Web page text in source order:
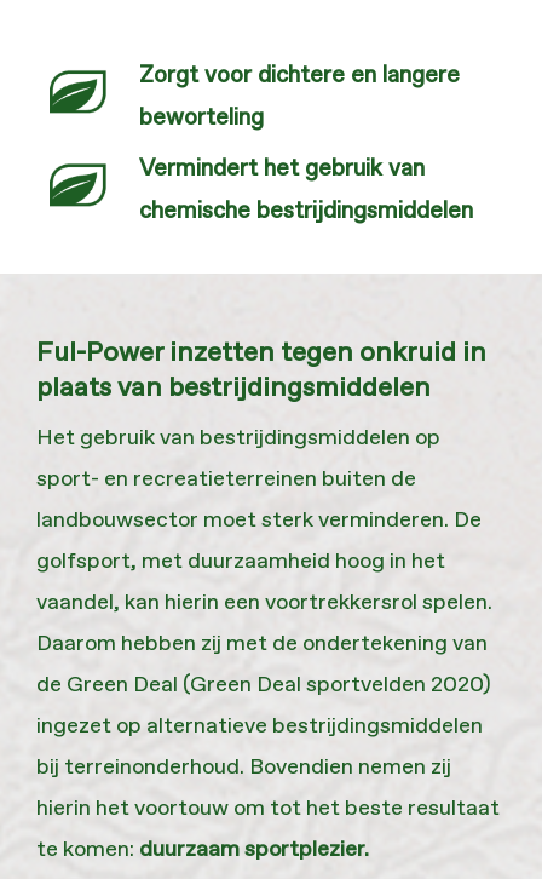
Zorgt voor dichtere en langere
beworteling
Vermindert het gebruik van
chemische bestrijdingsmiddelen
Ful-Power inzetten tegen onkruid in
plaats van bestrijdingsmiddelen
Het gebruik van bestrijdingsmiddelen op
sport- en recreatieterreinen buiten de
landbouwsector moet sterk verminderen. De
golfsport, met duurzaamheid hoog in het
vaandel, kan hierin een voortrekkersrol spelen.
Daarom hebben zij met de ondertekening van
de Green Deal (Green Deal sportvelden 2020)
ingezet op alternatieve bestrijdingsmiddelen
bij terreinonderhoud. Bovendien nemen zij
hierin het voortouw om tot het beste resultaat
te komen: duurzaam sportplezier.